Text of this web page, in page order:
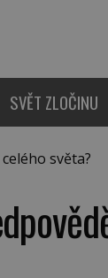
SVĚT ZLOČINU
světa?